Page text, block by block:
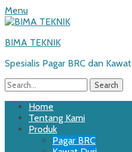
Menu
BIMA TEKNIK
Spesialis Pagar BRC dan Kawat
Search
for:
Primary
Menu
Skip
content
Home
Tentang Kami
Produk
Pagar BRC